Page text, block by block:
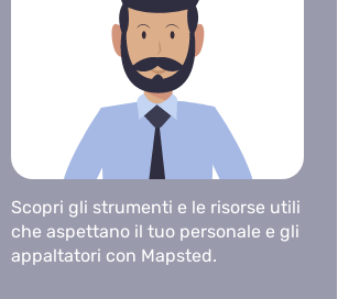
Scopri gli strumenti e le risorse utili
che aspettano il tuo personale e gli
appaltatori con Mapsted.